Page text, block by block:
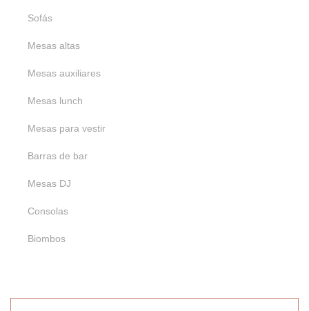
Transparente
Sofás
Mesas altas
Mesas auxiliares
Mesas lunch
Mesas para vestir
Barras de bar
Mesas DJ
Consolas
Biombos